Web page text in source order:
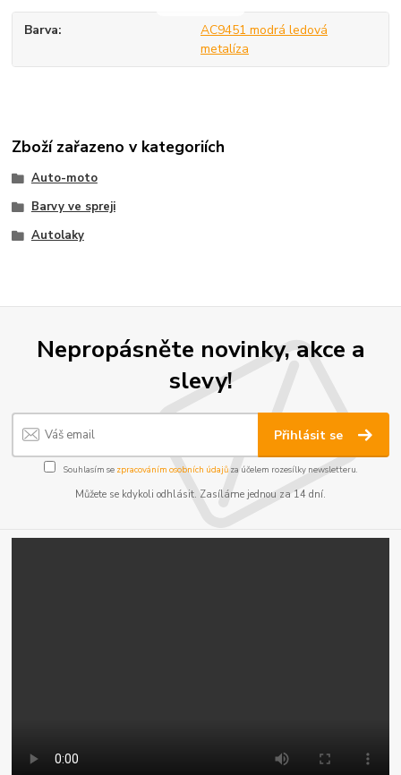
Barva
AC9451 modrá ledová
metalíza
Zboží zařazeno v kategoriích
Auto-moto
Barvy ve spreji
Autolaky
Nepropásněte novinky, akce a
slevy!
Přihlásit se
Souhlasím se zpracováním osobních údajůza účelem rozesílky newsletteru.
Můžete se kdykoli odhlásit. Zasíláme jednou za 14 dní.